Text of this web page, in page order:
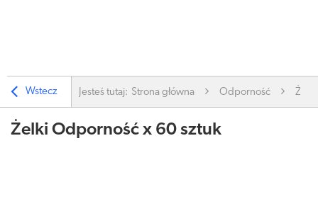
Wstecz Jesteś tutaj: Strona główna Odporność
Żelki Odporność x 60 sztuk